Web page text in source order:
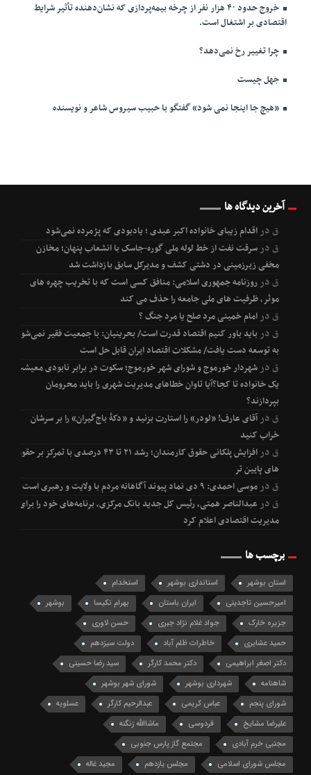
خروج حدود ۴۰ هزار نفر از چرخه بیمه‌پردازی که نشان‌دهنده تأثیر شرایط
اقتصادی بر اشتغال است.
چرا تغییر رخ نمی‌دهد؟
جهل چیست
«هیچ جا اینجا نمی شود» گفتگو با حبیب سیروس شاعر و نویسنده
آخرین دیدگاه ها
قدراقدام زیبای خانواده اکبر عبدی ؛ یادبودی که پژمرده نمی‌شود
قدرسرقت نفت از خط لوله ملی گوره-جاسک با انشعاب پنهان؛ مخازن
مخفی زیرزمینی در دشتی کشف و مدیرکل سابق بازداشت شد
قدرروزنامه جمهوری اسلامی: منافق کسی است که با تخریب چهره های
موثر، ظرفیت های ملی جامعه را حذف می کند
قدرامام خمینی مرد صلح یا مرد جنگ ؟
قدرباید باور کنیم اقتصاد قدرت است/ بحرینیان: با جمعیت فقیر نمی‌شود
به توسعه دست یافت/ مشکلات اقتصاد ایران قابل حل است
قدرشهردار خورموج و شورای شهر خورموج؛ سکوت در برابر نابودی معیشت
یک خانواده تا کجا؟آیا تاوان خطاهای مدیریت شهری را باید محرومان
بپردازند؟
قدرآقای عارف! «لودر» را استارت بزنید و «دکۀ باج‌گیران» را بر سرشان
خراب کنید
قدر
افزایش پلکانی حقوق کارمندان؛ رشد ۲۱ تا ۴۳ درصدی با تمرکز بر حقوق
های پایین تر
قدرموسی احمدی: ۹ دی نماد پیوند آگاهانه مردم با ولایت و رهبری است
قدرعبدالناصر همتی، رئیس کل جدید بانک مرکزی، برنامه‌های خود را برای
مدیریت اقتصادی اعلام کرد
برچسب ها
استان بوشهر استانداری بوشهر
استخدام
امیرحسین تاجدینی
ایران باستان بهرام نکیسا
بوشهر
جزیره خارک
جواد غلام نژاد جبری
حسن لاوری
حمید عشایری
خاطرات ظلم آباد
دولت سیزدهم
دکتر اصغر ابراهیمی
دکتر محمد کارگر
سید رضا حسینی
شاهنامه
شهرداری بوشهر
شورای شهر بوشهر
شورای پنجم
عباس کریمی عبدالرحیم کارگر
عسلویه
علیرضا مشایخ
فردوسی
ماشاالله زنگنه
مجتبی خرم آبادی
مجتمع گاز پارس جنوبی
مجلس شورای اسلامی
مجلس یازدهم مجید غاله